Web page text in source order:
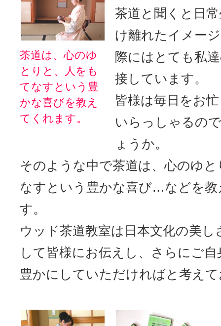
茶道は、心のゆ
とりと、人をも
てなすという豊
かな喜びを教え
てくれます。
茶道と聞くと日
け離れたイメー
際にはとても私
接しています。
皆様は毎日をお
いらっしゃるの
ょうか。
そのような中で茶道は、心のゆ
なすという豊かな喜び…などを教
す。
ウッド茶道教室は日本文化の美し
して皆様にお伝えし、さらにご
豊かにしていただければと考え